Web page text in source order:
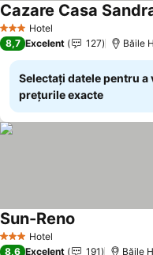
3 SteleHotel
Cazare Casa
8,7 Excelent 127 Băile
Selectați datele pentru a
prețurile exacte
3 SteleHotel
Sun-Reno
8,6 Excelent 191 Băile